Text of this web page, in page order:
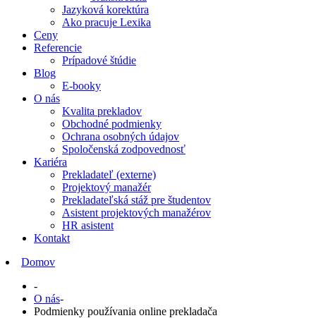
Jazyková korektúra
Ako pracuje Lexika
Ceny
Referencie
Prípadové štúdie
Blog
E-booky
O nás
Kvalita prekladov
Obchodné podmienky
Ochrana osobných údajov
Spoločenská zodpovednosť
Kariéra
Prekladateľ (externe)
Projektový manažér
Prekladateľská stáž pre študentov
Asistent projektových manažérov
HR asistent
Kontakt
Domov
-
O nás-
Podmienky používania online prekladača